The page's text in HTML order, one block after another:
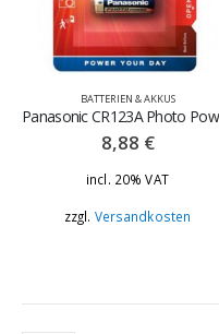
BATTERIEN & AKKUS
8,88 €
incl. 20% VAT
zzgl. Versandkosten